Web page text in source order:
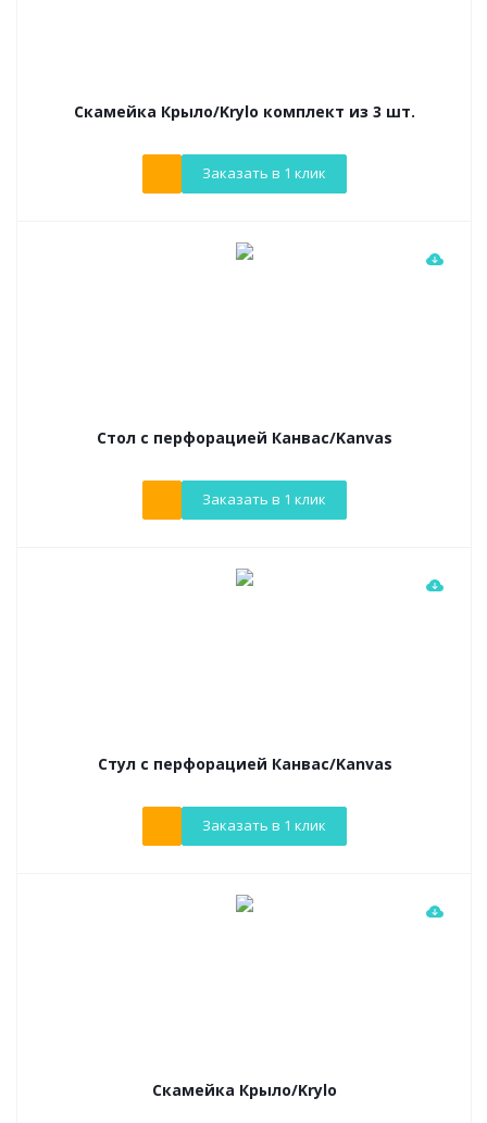
Скамейка Крыло/Krylo комплект из 3 шт.
Заказать в 1 клик
Стол с перфорацией Канвас/Kanvas
Заказать в 1 клик
Cтул с перфорацией Канвас/Kanvas
Заказать в 1 клик
Скамейка Крыло/Krylo